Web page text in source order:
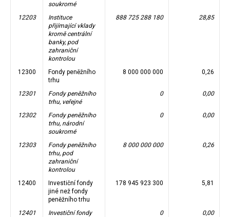
soukromé
12203
Instituce
přijímající vklady
kromě centrální
banky, pod
zahraniční
kontrolou
888 725 288 180 28,85
12300
Fondy peněžního
trhu
8 000 000 000 0,26
12301
Fondy peněžního
trhu, veřejné
0 0,00
12302
Fondy peněžního
trhu, národní
soukromé
0 0,00
12303
Fondy peněžního
trhu, pod
zahraniční
kontrolou
8 000 000 000 0,26
12400
Investiční fondy
jiné než fondy
peněžního trhu
178 945 923 300 5,81
12401
Investiční fondy
0 0,00